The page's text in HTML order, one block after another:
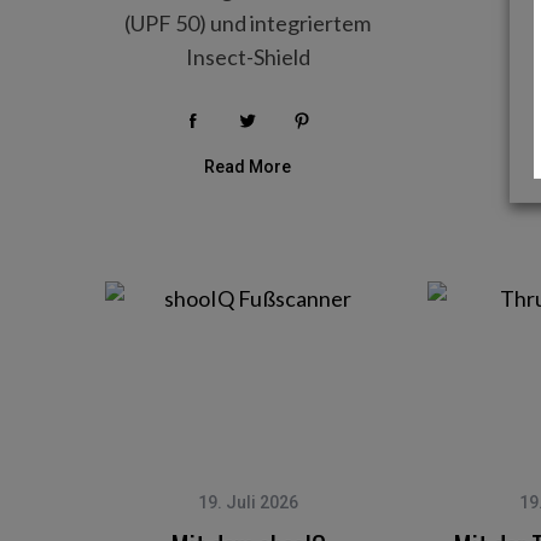
(UPF 50) und integriertem
Insect-Shield
Read More
19. Juli 2026